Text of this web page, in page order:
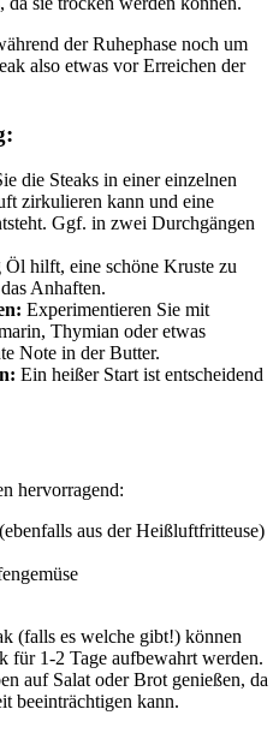
der Ruhephase noch um
also etwas vor Erreichen der
die Steaks in einer einzelnen
zirkulieren kann und eine
Ggf. in zwei Durchgängen
hilft, eine schöne Kruste zu
Anhaften.
Experimentieren Sie mit
Thymian oder etwas
Note in der Butter.
Ein heißer Start ist entscheidend
hervorragend:
aus der Heißluftfritteuse)
(falls es welche gibt!) können
für 1-2 Tage aufbewahrt werden.
auf Salat oder Brot genießen, da
beeinträchtigen kann.